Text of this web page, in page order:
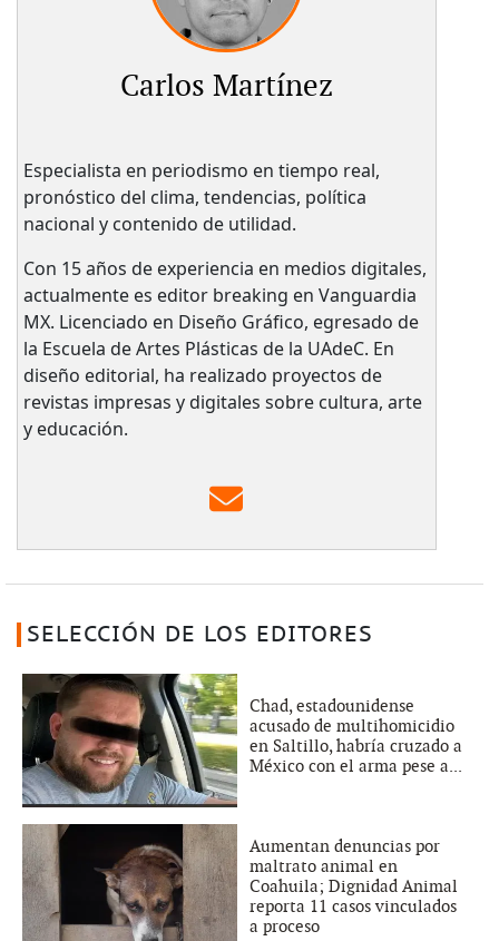
Carlos Martínez
Especialista en periodismo en tiempo real,
pronóstico del clima, tendencias, política
nacional y contenido de utilidad.
Con 15 años de experiencia en medios digitales,
actualmente es editor breaking en Vanguardia
MX. Licenciado en Diseño Gráfico, egresado de
la Escuela de Artes Plásticas de la UAdeC. En
diseño editorial, ha realizado proyectos de
revistas impresas y digitales sobre cultura, arte
y educación.
SELECCIÓN DE LOS EDITORES
Chad, estadounidense
acusado de multihomicidio
en Saltillo, habría cruzado a
México con el arma pese a...
Aumentan denuncias por
maltrato animal en
Coahuila; Dignidad Animal
reporta 11 casos vinculados
a proceso